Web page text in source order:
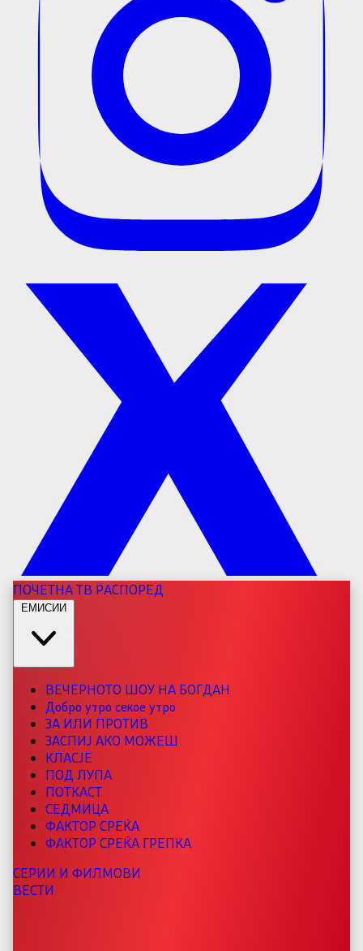
ПОЧЕТНАТВ РАСПОРЕД
ЕМИСИИ
ВЕЧЕРНОТО ШОУ НА БОГДАН
Добро утро секое утро
ЗА ИЛИ ПРОТИВ
ЗАСПИЈ АКО МОЖЕШ
КЛАСЈЕ
ПОД ЛУПА
ПОТКАСТ
СЕДМИЦА
ФАКТОР СРЕЌА
ФАКТОР СРЕЌА ГРЕПКА
СЕРИИ И ФИЛМОВИ
ВЕСТИ